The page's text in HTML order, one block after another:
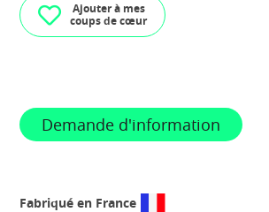
Ajouter à mes
coups de cœur
Demande d'information
Fabriqué en France